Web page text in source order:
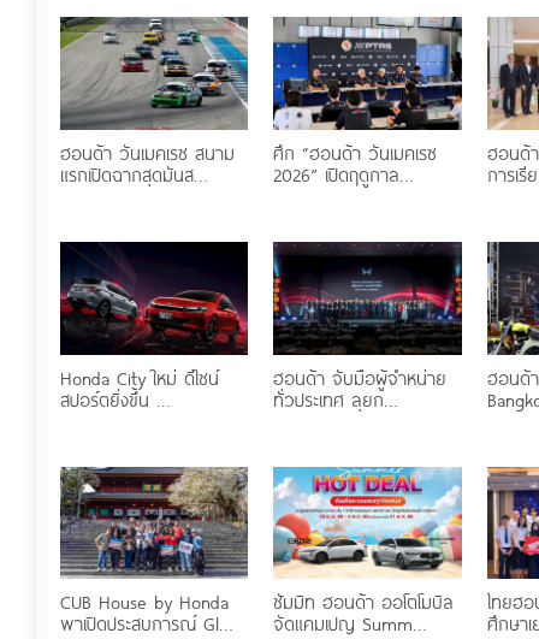
ฮอนด้า วันเมคเรซ สนาม
แรกเปิดฉากสุดมันส…
ศึก “ฮอนด้า วันเมคเรซ
2026” เปิดฤดูกาล…
ฮอนด้
การเ
Honda City ใหม่ ดีไซน์
สปอร์ตยิ่งขึ้น …
ฮอนด้า จับมือผู้จำหน่าย
ทั่วประเทศ ลุยก…
ฮอนด้
CUB House by Honda
พาเปิดประสบการณ์ Gl…
ซัมมิท ฮอนด้า ออโตโมบิล
จัดแคมเปญ Summ…
ไทยฮ
ศึกษา